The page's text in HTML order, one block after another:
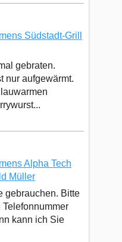
Südstadt-Grill
gebraten.
nur aufgewärmt.
Alpha Tech
Müller
gebrauchen. Bitte
kann ich Sie